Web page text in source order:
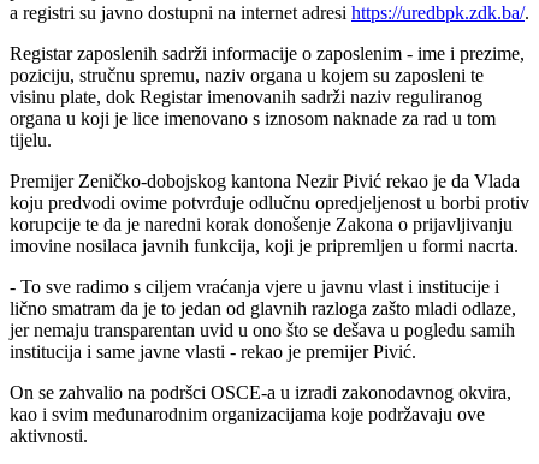
a registri su javno dostupni na internet adresi https://uredbpk.zdk.ba/.
Registar zaposlenih sadrži informacije o zaposlenim - ime i prezime,
poziciju, stručnu spremu, naziv organa u kojem su zaposleni te
visinu plate, dok Registar imenovanih sadrži naziv reguliranog
organa u koji je lice imenovano s iznosom naknade za rad u tom
tijelu.
Premijer Zeničko-dobojskog kantona Nezir Pivić rekao je da Vlada
koju predvodi ovime potvrđuje odlučnu opredjeljenost u borbi protiv
korupcije te da je naredni korak donošenje Zakona o prijavljivanju
imovine nosilaca javnih funkcija, koji je pripremljen u formi nacrta.
- To sve radimo s ciljem vraćanja vjere u javnu vlast i institucije i
lično smatram da je to jedan od glavnih razloga zašto mladi odlaze,
jer nemaju transparentan uvid u ono što se dešava u pogledu samih
institucija i same javne vlasti - rekao je premijer Pivić.
On se zahvalio na podršci OSCE-a u izradi zakonodavnog okvira,
kao i svim međunarodnim organizacijama koje podržavaju ove
aktivnosti.